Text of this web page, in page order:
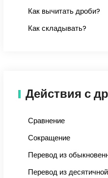
Как вычитать дроби?
Как складывать?
Действия с
Сравнение
Сокращение
Перевод из
Перевод из